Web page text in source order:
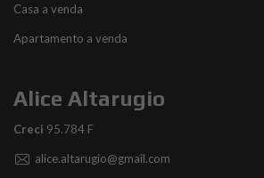
Casa a venda
Apartamento a venda
Alice Altarugio
Creci 95.784 F
alice.altarugio@gmail.com